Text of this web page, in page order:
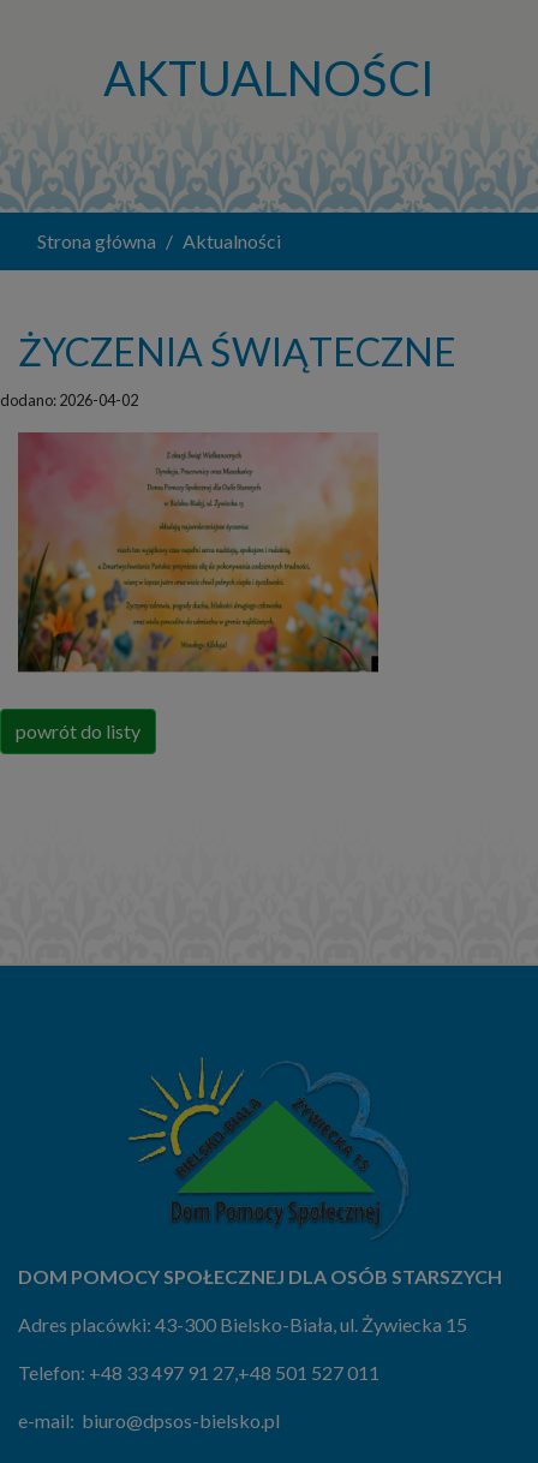
AKTUALNOŚCI
Strona główna Aktualności
ŻYCZENIA ŚWIĄTECZNE
dodano: 2026-04-02
powrót do listy
DOM POMOCY SPOŁECZNEJ DLA OSÓB STARSZYCH
Adres placówki: 43-300 Bielsko-Biała, ul. Żywiecka 15
Telefon: +48 33 497 91 27,+48 501 527 011
e-mail: biuro@dpsos-bielsko.pl